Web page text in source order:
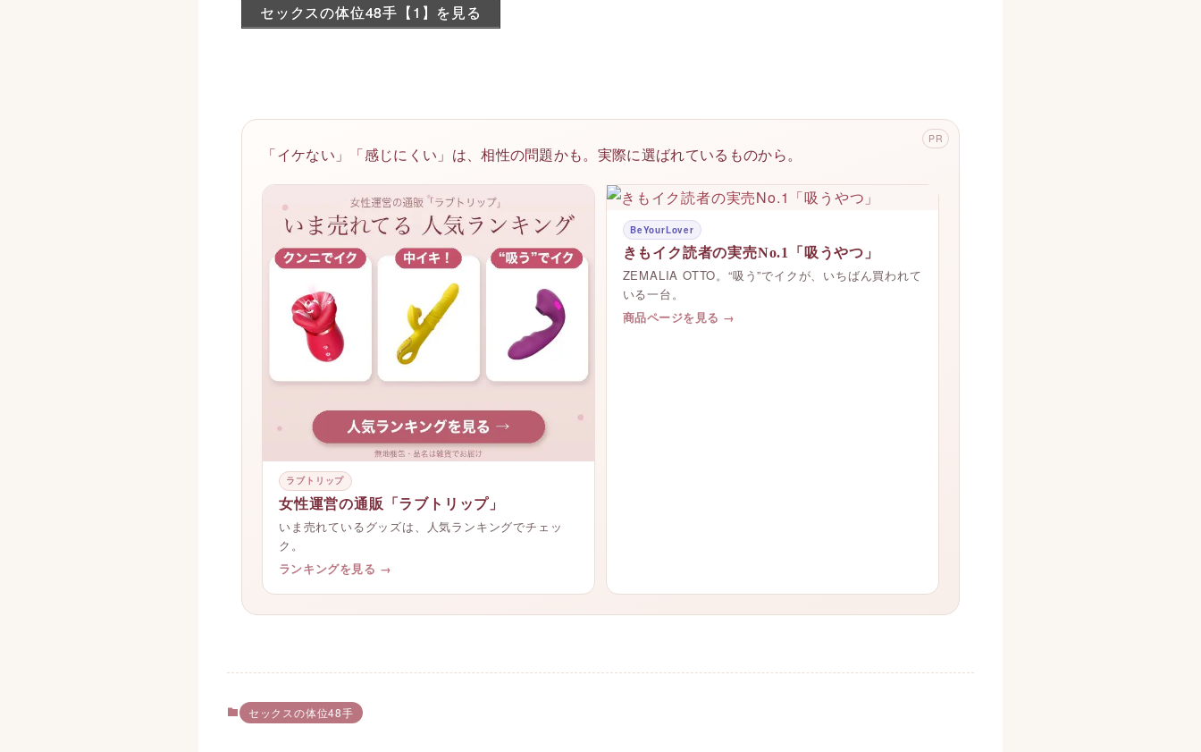
セックスの体位48手【1】を見る
PR
「イケない」「感じにくい」は、相性の問題かも。実際に選ばれているものから。
ラブトリップ
女性運営の通販「ラブトリップ」
いま売れているグッズは、人気ランキングでチェッ
ク。
ランキングを見る →
BeYourLover
きもイク読者の実売No.1「吸うやつ」
ZEMALIA OTTO。“吸う”でイクが、いちばん買われて
いる一台。
商品ページを見る →
セックスの体位48手